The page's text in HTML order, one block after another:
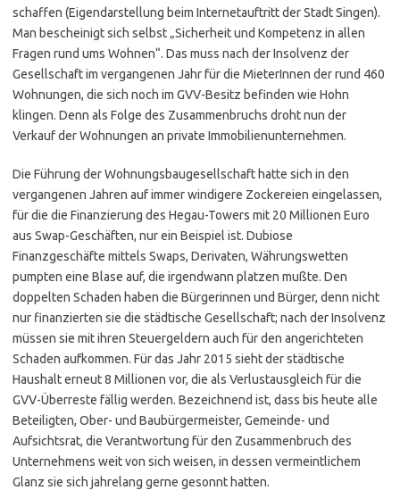
schaffen (Eigendarstellung beim Internetauftritt der Stadt Singen).
Man bescheinigt sich selbst „Sicherheit und Kompetenz in allen
Fragen rund ums Wohnen“. Das muss nach der Insolvenz der
Gesellschaft im vergangenen Jahr für die MieterInnen der rund 460
Wohnungen, die sich noch im GVV-Besitz befinden wie Hohn
klingen. Denn als Folge des Zusammenbruchs droht nun der
Verkauf der Wohnungen an private Immobilienunternehmen.
Die Führung der Wohnungsbaugesellschaft hatte sich in den
vergangenen Jahren auf immer windigere Zockereien eingelassen,
für die die Finanzierung des Hegau-Towers mit 20 Millionen Euro
aus Swap-Geschäften, nur ein Beispiel ist. Dubiose
Finanzgeschäfte mittels Swaps, Derivaten, Währungswetten
pumpten eine Blase auf, die irgendwann platzen mußte. Den
doppelten Schaden haben die Bürgerinnen und Bürger, denn nicht
nur finanzierten sie die städtische Gesellschaft; nach der Insolvenz
müssen sie mit ihren Steuergeldern auch für den angerichteten
Schaden aufkommen. Für das Jahr 2015 sieht der städtische
Haushalt erneut 8 Millionen vor, die als Verlustausgleich für die
GVV-Überreste fällig werden. Bezeichnend ist, dass bis heute alle
Beteiligten, Ober- und Baubürgermeister, Gemeinde- und
Aufsichtsrat, die Verantwortung für den Zusammenbruch des
Unternehmens weit von sich weisen, in dessen vermeintlichem
Glanz sie sich jahrelang gerne gesonnt hatten.